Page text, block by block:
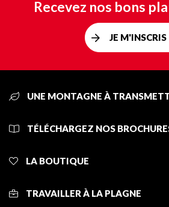
Recevez nos bons
JE M'INSCRIS
UNE MONTAGNE À
TÉLÉCHARGEZ NOS
LA BOUTIQUE
TRAVAILLER À LA PLAGNE